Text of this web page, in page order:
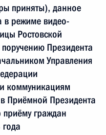
приняты), данное
в режиме видео-
Ростовской
Президента
Управления
коммуникациям
Приёмной Президента
граждан